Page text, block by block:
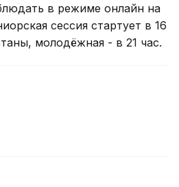
в режиме онлайн на
сессия стартует в 16
молодёжная - в 21 час.